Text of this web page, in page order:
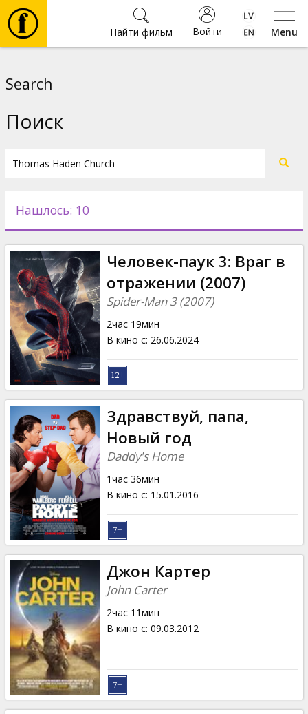
Menu
Войти
Найти фильм
Новости
Подарки
Кинозакуски
B2B
Клуб
Search
Поиск
Нашлось: 10
Человек-паук 3: Враг в
отражении (2007)
Spider-Man 3 (2007)
2час 19мин
В кино с: 26.06.2024
Здравствуй, папа,
Новый год
Daddy's Home
1час 36мин
В кино с: 15.01.2016
Джон Картер
John Carter
2час 11мин
В кино с: 09.03.2012